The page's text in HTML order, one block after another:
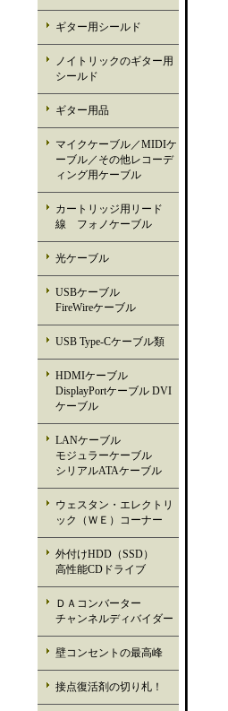
ギター用シールド
ノイトリックのギター用
シールド
ギター用品
マイクケーブル／MIDIケ
ーブル／その他レコーデ
ィング用ケーブル
カートリッジ用リード
線 フォノケーブル
光ケーブル
USBケーブル
FireWireケーブル
USB Type-Cケーブル類
HDMIケーブル
DisplayPortケーブル DVI
ケーブル
LANケーブル
モジュラーケーブル
シリアルATAケーブル
ウェスタン・エレクトリ
ック（ＷＥ）コーナー
外付けHDD（SSD）
高性能CDドライブ
ＤＡコンバーター
チャンネルディバイダー
壁コンセントの最高峰
接点復活剤の切り札！